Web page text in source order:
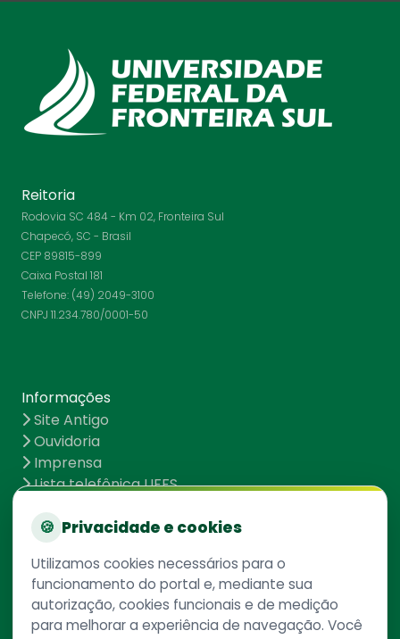
Reitoria
Rodovia SC 484 - Km 02, Fronteira Sul
Chapecó, SC - Brasil
CEP 89815-899
Caixa Postal 181
Telefone: (49) 2049-3100
CNPJ 11.234.780/0001-50
Informações
Site Antigo
Ouvidoria
Imprensa
Lista telefônica UFFS
UFFS contra o Aedes
Mapa do site
Redes Sociais
🍪 Privacidade e cookies
Utilizamos cookies necessários para o
funcionamento do portal e, mediante sua
autorização, cookies funcionais e de medição
para melhorar a experiência de navegação. Você